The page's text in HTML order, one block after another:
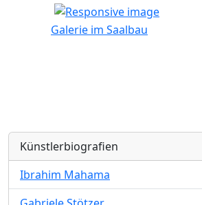
Galerie im Saalbau
Künstlerbiografien
Ibrahim Mahama